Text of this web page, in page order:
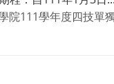
院111學年度四技單